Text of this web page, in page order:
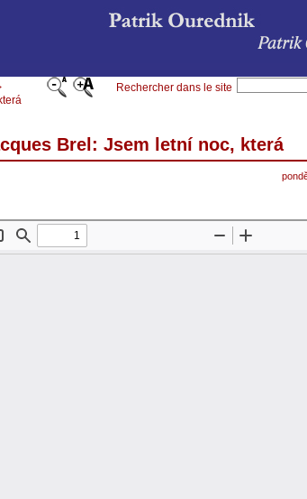
Rechercher dans le site
Brel: Jsem letní noc, která